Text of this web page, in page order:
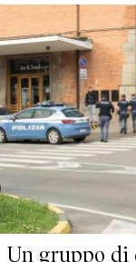
Un gruppo di